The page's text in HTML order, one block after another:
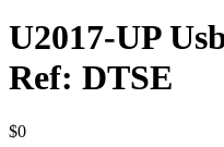
U2017-UP
Ref: DTSE
$0